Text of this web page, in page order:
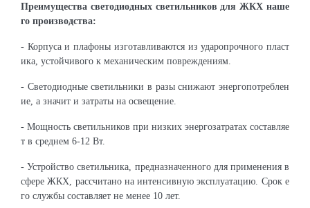
Преимущества светодиодных светильников для ЖКХ наше
го производства:
- Корпуса и плафоны изготавливаются из ударопрочного пласт
ика, устойчивого к механическим повреждениям.
- Светодиодные светильники в разы снижают энергопотреблен
ие, а значит и затраты на освещение.
- Мощность светильников при низких энергозатратах составляе
т в среднем 6-12 Вт.
- Устройство светильника, предназначенного для применения в
сфере ЖКХ, рассчитано на интенсивную эксплуатацию. Срок е
го службы составляет не менее 10 лет.